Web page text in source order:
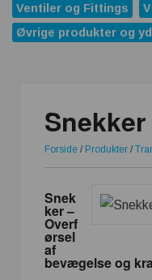
Ventiler og Fittings
Øvrige produkter og
Snekker
Forside / Produkter /
Snek
ker –
Overf
ørsel
af
bevægelse og